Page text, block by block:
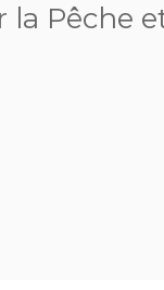
Pêche